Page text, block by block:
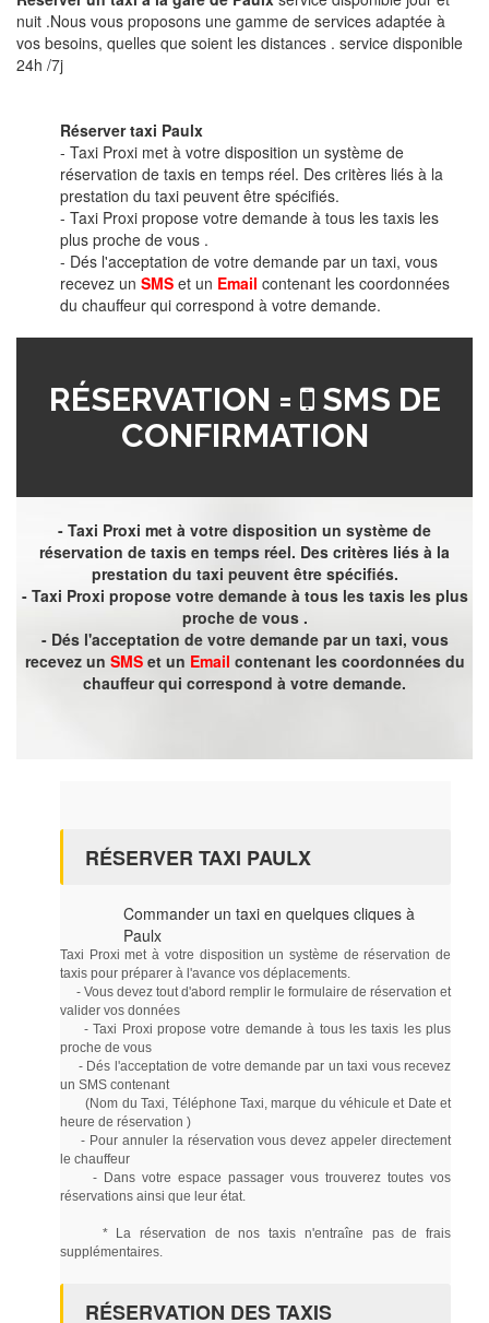
nuit .Nous vous proposons une gamme de services adaptée à
vos besoins, quelles que soient les distances . service disponible
24h /7j
Réserver taxi Paulx
- Taxi Proxi met à votre disposition un système de
réservation de taxis en temps réel. Des critères liés à la
prestation du taxi peuvent être spécifiés.
- Taxi Proxi propose votre demande à tous les taxis les
plus proche de vous .
- Dés l'acceptation de votre demande par un taxi, vous
recevez un SMS et un Email contenant les coordonnées
du chauffeur qui correspond à votre demande.
RÉSERVATION =
SMS DE
CONFIRMATION
- Taxi Proxi met à votre disposition un système de
réservation de taxis en temps réel. Des critères liés à la
prestation du taxi peuvent être spécifiés.
- Taxi Proxi propose votre demande à tous les taxis les plus
proche de vous .
- Dés l'acceptation de votre demande par un taxi, vous
recevez un SMSet un Email contenant les coordonnées du
chauffeur qui correspond à votre demande.
RÉSERVER TAXI PAULX
Commander un taxi en quelques cliques à
Paulx
Taxi Proxi met à votre disposition un système de réservation de
taxis pour préparer à l'avance vos déplacements.
- Vous devez tout d'abord remplir le formulaire de réservation et
valider vos données
- Taxi Proxi propose votre demande à tous les taxis les plus
proche de vous
- Dés l'acceptation de votre demande par un taxi vous recevez
un SMS contenant
(Nom du Taxi, Téléphone Taxi, marque du véhicule et Date et
heure de réservation )
- Pour annuler la réservation vous devez appeler directement
le chauffeur
- Dans votre espace passager vous trouverez toutes vos
réservations ainsi que leur état.
* La réservation de nos taxis n'entraîne pas de frais
supplémentaires.
RÉSERVATION DES TAXIS